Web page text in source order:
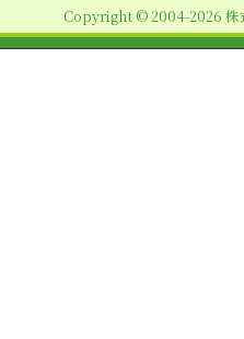
ン
Copyright © 2004-2026